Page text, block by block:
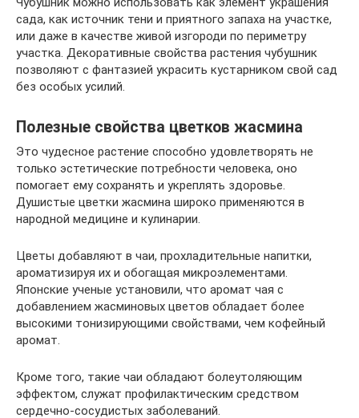
сада, как источник тени и приятного запаха на участке,
или даже в качестве живой изгороди по периметру
участка. Декоративные свойства растения чубушник
позволяют с фантазией украсить кустарником свой сад
без особых усилий.
Полезные свойства цветков жасмина
Это чудесное растение способно удовлетворять не
только эстетические потребности человека, оно
помогает ему сохранять и укреплять здоровье.
Душистые цветки жасмина широко применяются в
народной медицине и кулинарии.
Цветы добавляют в чаи, прохладительные напитки,
ароматизируя их и обогащая микроэлементами.
Японские ученые установили, что аромат чая с
добавлением жасминовых цветов обладает более
высокими тонизирующими свойствами, чем кофейный
аромат.
Кроме того, такие чаи обладают болеутоляющим
эффектом, служат профилактическим средством
сердечно-сосудистых заболеваний.